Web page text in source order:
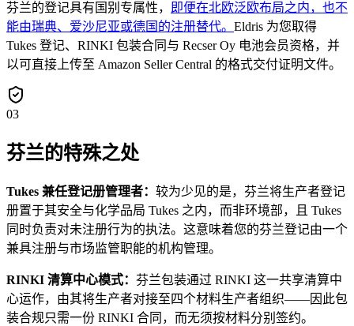
芬兰的登记具有国别专属性，
即便在北欧泛欧布局之内，也不
能由瑞典、爱沙尼亚或德国的注册替代。 Eldris 为您取得
Tukes 登记、RINKI 包装合同与 Recser Oy 电池会员资格，并
以可直接上传至 Amazon Seller Central 的格式交付证明文件。
03
芬兰的特殊之处
Tukes 兼任登记册管理者： 较为少见的是，芬兰将生产者登记
册置于其安全与化学品局 Tukes 之内，而非环境部，且 Tukes
同时负责对未注册行为的执法。这意味着您的芬兰登记由一个
兼具注册与市场监管职能的机构管理。
RINKI 清算中心模式： 芬兰包装通过 RINKI 这一共享清算中
心运作，由其将生产者对接至四个材料生产者组织——因此包
装合规只需一份 RINKI 合同，而无须按材料分别签约。